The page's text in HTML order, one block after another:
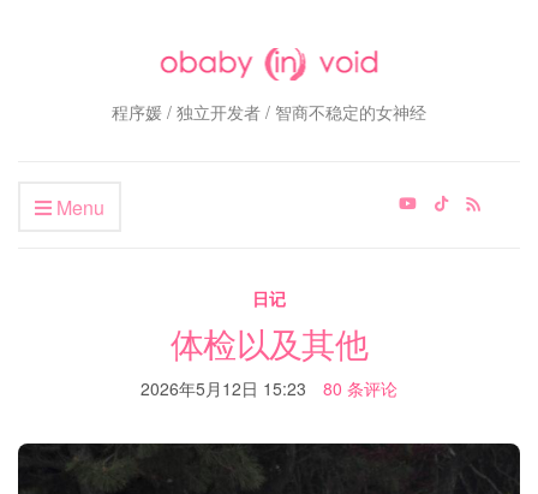
程序媛 / 独立开发者 / 智商不稳定的女神经
Menu
日记
体检以及其他
2026年5月12日 15:23 80 条评论